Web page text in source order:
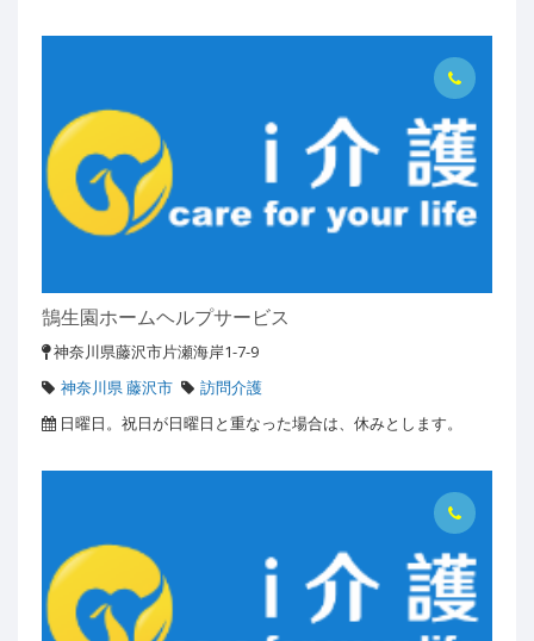
鵠生園ホームヘルプサービス
神奈川県藤沢市片瀬海岸1-7-9
神奈川県 藤沢市
訪問介護
日曜日。祝日が日曜日と重なった場合は、休みとします。